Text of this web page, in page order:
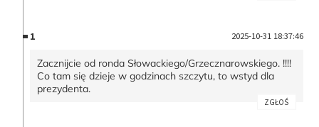
1 2025-10-31 18:37:46
Zacznijcie od ronda Słowackiego/Grzecznarowskiego. !!!!
Co tam się dzieje w godzinach szczytu, to wstyd dla
prezydenta.
ZGŁOŚ